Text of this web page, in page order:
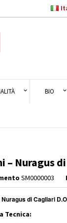
BIO
– Nuragus
SM0000003
di Cagliari
Tecnica: